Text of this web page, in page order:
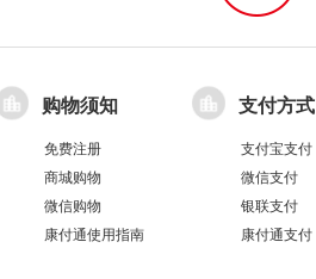
购物须知
免费注册
商城购物
微信购物
康付通使用指南
支付方式
支付宝支付
微信支付
银联支付
康付通支付